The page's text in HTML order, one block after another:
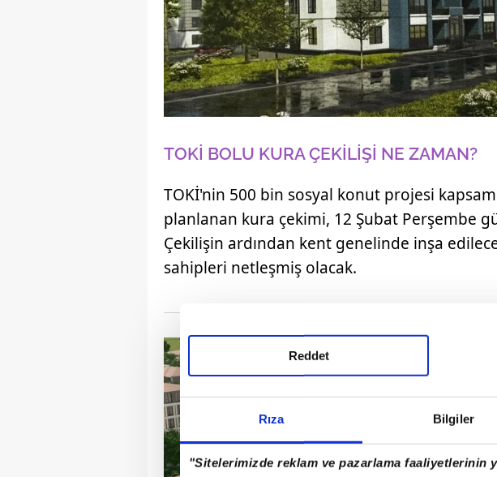
Rıza Bilgiler
"Sitelerimizde reklam ve pazarlama faaliyetlerinin
Reddet
TOKİ BOLU KURA ÇEKİLİŞİ NE ZAMAN?
TOKİ'nin 500 bin sosyal konut projesi
planlanan kura çekimi, 12 Şubat Perşembe
Çekilişin ardından kent genelinde inşa
sahipleri netleşmiş olacak.